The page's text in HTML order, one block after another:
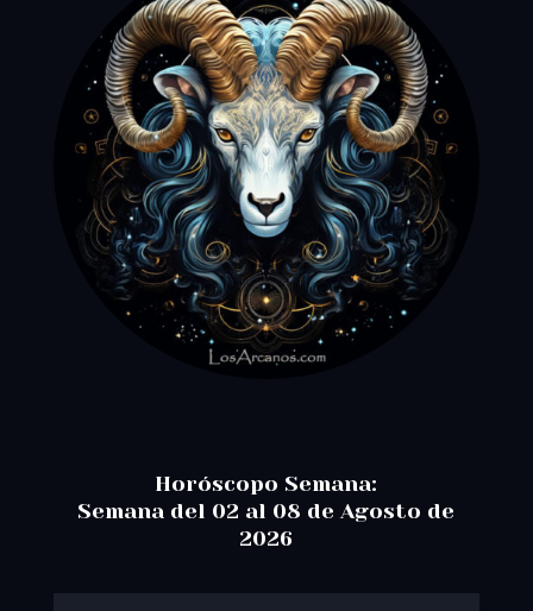
Horóscopo Semana:
Semana del 02 al 08 de Agosto de
2026